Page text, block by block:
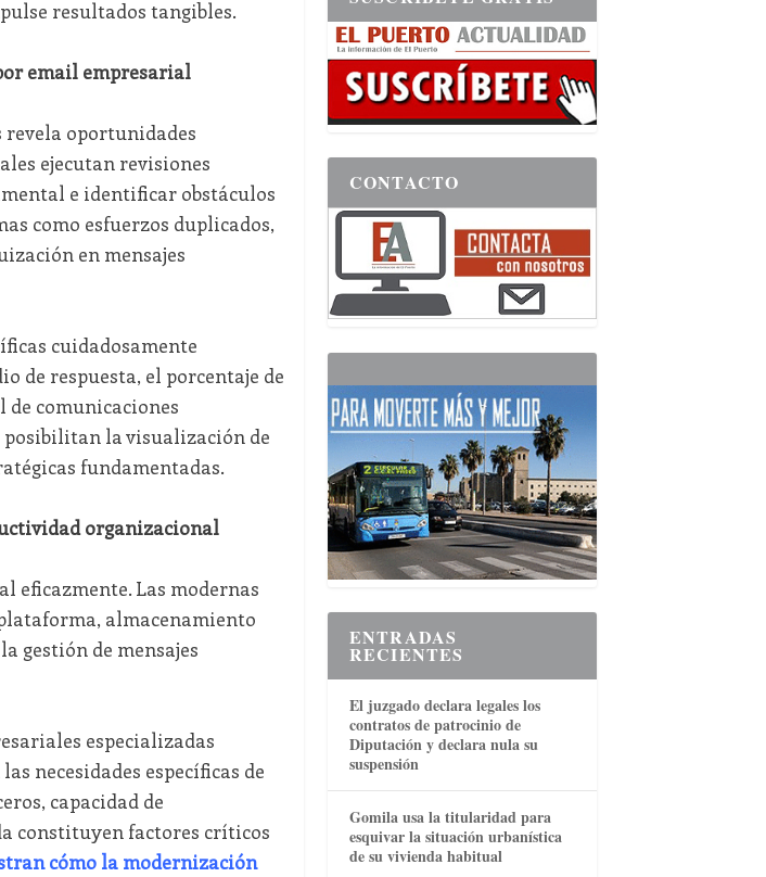
resultados tangibles.
email empresarial
oportunidades
ejecutan revisiones
e identificar obstáculos
como esfuerzos duplicados,
en mensajes
cuidadosamente
de respuesta, el porcentaje de
de comunicaciones
posibilitan la visualización de
fundamentadas.
organizacional
eficazmente. Las modernas
almacenamiento
gestión de mensajes
especializadas
necesidades específicas de
capacidad de
constituyen factores críticos
cómo la modernización
CONTACTO
ENTRADAS
RECIENTES
El juzgado declara legales los
contratos de patrocinio de
Diputación y declara nula su
suspensión
Gomila usa la titularidad para
esquivar la situación urbanística
de su vivienda habitual